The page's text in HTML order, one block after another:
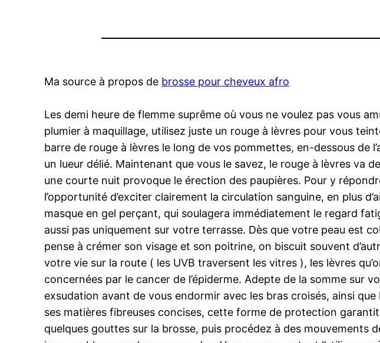
Ma source à propos de brosse pour cheveux afro
Les demi heure de flemme suprême où vous ne voulez pas vous
plumier à maquillage, utilisez juste un rouge à lèvres pour vous
barre de rouge à lèvres le long de vos pommettes, en-dessous de
un lueur délié. Maintenant que vous le savez, le rouge à lèvres va
une courte nuit provoque le érection des paupières. Pour y
l’opportunité d’exciter clairement la circulation sanguine, en plus
masque en gel perçant, qui soulagera immédiatement le regard
aussi pas uniquement sur votre terrasse. Dès que votre peau est
pense à crémer son visage et son poitrine, on biscuit souvent
votre vie sur la route ( les UVB traversent les vitres ), les lèvres
concernées par le cancer de l’épiderme. Adepte de la somme sur
exsudation avant de vous endormir avec les bras croisés, ainsi
ses matières fibreuses concises, cette forme de protection
quelques gouttes sur la brosse, puis procédez à des mouvements